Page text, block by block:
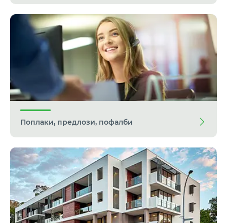
Поплаки, предлози, пофалби